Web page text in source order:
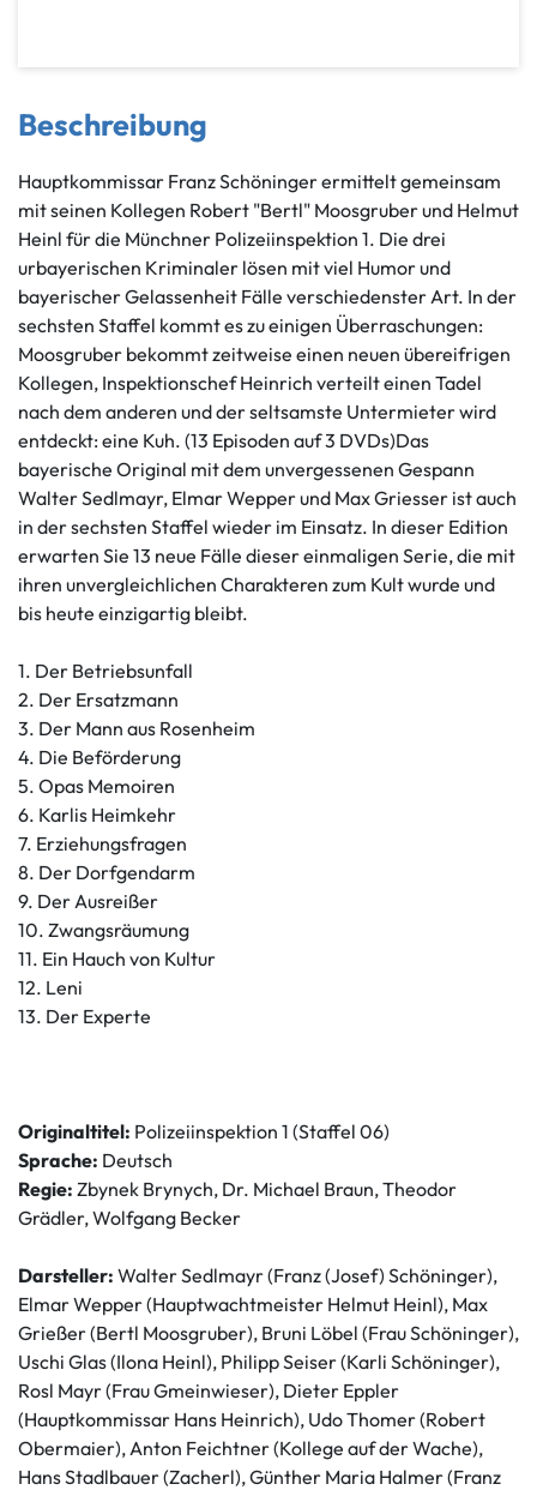
Beschreibung
Hauptkommissar Franz Schöninger ermittelt gemeinsam
mit seinen Kollegen Robert "Bertl" Moosgruber und Helmut
Heinl für die Münchner Polizeiinspektion 1. Die drei
urbayerischen Kriminaler lösen mit viel Humor und
bayerischer Gelassenheit Fälle verschiedenster Art. In der
sechsten Staffel kommt es zu einigen Überraschungen:
Moosgruber bekommt zeitweise einen neuen übereifrigen
Kollegen, Inspektionschef Heinrich verteilt einen Tadel
nach dem anderen und der seltsamste Untermieter wird
entdeckt: eine Kuh. (13 Episoden auf 3 DVDs)Das
bayerische Original mit dem unvergessenen Gespann
Walter Sedlmayr, Elmar Wepper und Max Griesser ist auch
in der sechsten Staffel wieder im Einsatz. In dieser Edition
erwarten Sie 13 neue Fälle dieser einmaligen Serie, die mit
ihren unvergleichlichen Charakteren zum Kult wurde und
bis heute einzigartig bleibt.
1. Der Betriebsunfall
2. Der Ersatzmann
3. Der Mann aus Rosenheim
4. Die Beförderung
5. Opas Memoiren
6. Karlis Heimkehr
7. Erziehungsfragen
8. Der Dorfgendarm
9. Der Ausreißer
10. Zwangsräumung
11. Ein Hauch von Kultur
12. Leni
13. Der Experte
Originaltitel: Polizeiinspektion 1 (Staffel 06)
Sprache: Deutsch
Regie: Zbynek Brynych, Dr. Michael Braun, Theodor
Grädler, Wolfgang Becker
Darsteller: Walter Sedlmayr (Franz (Josef) Schöninger),
Elmar Wepper (Hauptwachtmeister Helmut Heinl), Max
Grießer (Bertl Moosgruber), Bruni Löbel (Frau Schöninger),
Uschi Glas (Ilona Heinl), Philipp Seiser (Karli Schöninger),
Rosl Mayr (Frau Gmeinwieser), Dieter Eppler
(Hauptkommissar Hans Heinrich), Udo Thomer (Robert
Obermaier), Anton Feichtner (Kollege auf der Wache),
Hans Stadlbauer (Zacherl), Günther Maria Halmer (Franz